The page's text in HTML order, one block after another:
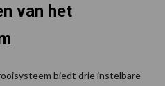
van het
biedt drie instelbare